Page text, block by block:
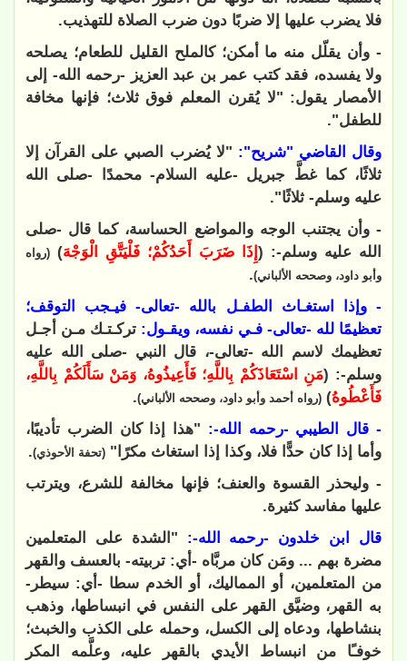
فلا يضرب عليها إلا ضربًا دون ضرب الصلاة للتهذيب.
- وأن يقلّل منه ما أمكن؛ كالملح القليل للطعام؛ يصلحه
ولا يفسده، فقد كتب عمر بن عبد العزيز -رحمه الله- إلى
الأمصار يقول: "لا يُقرن المعلم فوق ثلاث؛ فإنها مخافة
للطفل".
وقال القاضي "شريح": "لا يُضرب الصبي على القرآن إلا
ثلاثًا، كما غطَّ جبريل -عليه السلام- محمدًا -صلى الله
عليه وسلم- ثلاثًا".
- وأن يجتنب الوجه والمواضع الحساسة، كما قال -صلى
الله عليه وسلم-: (إِذَا ضَرَبَ أَحَدُكُمْ؛ فَلْيَتَّقِ الْوَجْهَ) (رواه
وأبو داود، وصححه الألباني).
- وإذا استغـاث الطفـل بالله -تعالى- فيـجب التوقف؛
تعظيمًا لله -تعالى- فـي نفسه، ويقـول: تركـتـك مـن أجـل
تعظيمك لاسم الله -تعالى-، قال النبي -صلى الله عليه
وسلم-: (مَنِ اسْتَعَاذَكُمْ بِاللَّهِ؛ فَأَعِيذُوهُ، وَمَنْ سَأَلَكُمْ بِاللَّهِ،
فَأَعْطُوهُ) (رواه أحمد وأبو داود، وصححه الألباني).
- قال الطيبي -رحمه الله-: "هذا إذا كان الضرب تأديبًا،
وأما إذا كان حدًّا فلا، وكذا إذا استغاث مكرًا" (تحفة الأحوذي).
- وليحذر القسوة والعنف؛ فإنها مخالفة للشرع، ويترتب
عليها مفاسد كثيرة.
قال ابن خلدون -رحمه الله-: "الشدة على المتعلمين
مضرة بهم ... ومَن كان مربَّاه -أي: تربيته- بالعسف والقهر
من المتعلمين، أو المماليك، أو الخدم سطا -أي: سيطر-
به القهر، وضيَّق القهر على النفس في انبساطها، وذهب
بنشاطها، ودعاه إلى الكسل، وحمله على الكذب والخبث؛
خوفـًا من انبساط الأيدي بالقهر عليه، وعلَّمه المكر